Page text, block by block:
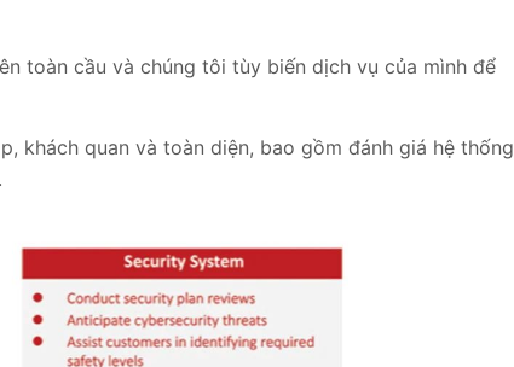
toàn cầu và chúng tôi tùy biến dịch vụ của mình để
khách quan và toàn diện, bao gồm đánh giá hệ thống